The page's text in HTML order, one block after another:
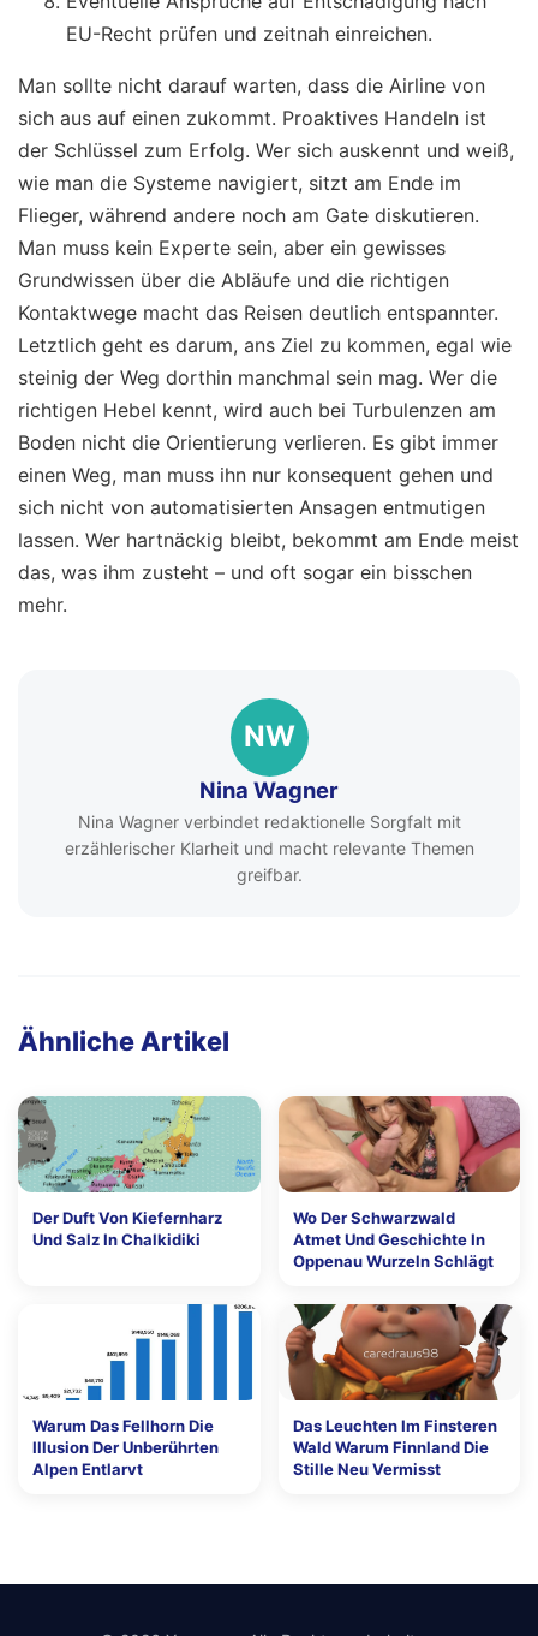
EU-Recht prüfen und zeitnah einreichen.
Man sollte nicht darauf warten, dass die Airline von
sich aus auf einen zukommt. Proaktives Handeln ist
der Schlüssel zum Erfolg. Wer sich auskennt und weiß,
wie man die Systeme navigiert, sitzt am Ende im
Flieger, während andere noch am Gate diskutieren.
Man muss kein Experte sein, aber ein gewisses
Grundwissen über die Abläufe und die richtigen
Kontaktwege macht das Reisen deutlich entspannter.
Letztlich geht es darum, ans Ziel zu kommen, egal wie
steinig der Weg dorthin manchmal sein mag. Wer die
richtigen Hebel kennt, wird auch bei Turbulenzen am
Boden nicht die Orientierung verlieren. Es gibt immer
einen Weg, man muss ihn nur konsequent gehen und
sich nicht von automatisierten Ansagen entmutigen
lassen. Wer hartnäckig bleibt, bekommt am Ende meist
das, was ihm zusteht – und oft sogar ein bisschen
mehr.
NW
Nina Wagner
Nina Wagner verbindet redaktionelle Sorgfalt mit
erzählerischer Klarheit und macht relevante Themen
greifbar.
Ähnliche Artikel
Der Duft Von Kiefernharz
Und Salz In Chalkidiki
Wo Der Schwarzwald
Atmet Und Geschichte In
Oppenau Wurzeln Schlägt
Warum Das Fellhorn Die
Illusion Der Unberührten
Alpen Entlarvt
Das Leuchten Im Finsteren
Wald Warum Finnland Die
Stille Neu Vermisst